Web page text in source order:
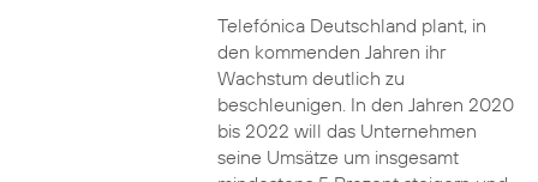
Telefónica Deutschland plant, in
den kommenden Jahren ihr
Wachstum deutlich zu
beschleunigen. In den Jahren 2020
bis 2022 will das Unternehmen
seine Umsätze um insgesamt